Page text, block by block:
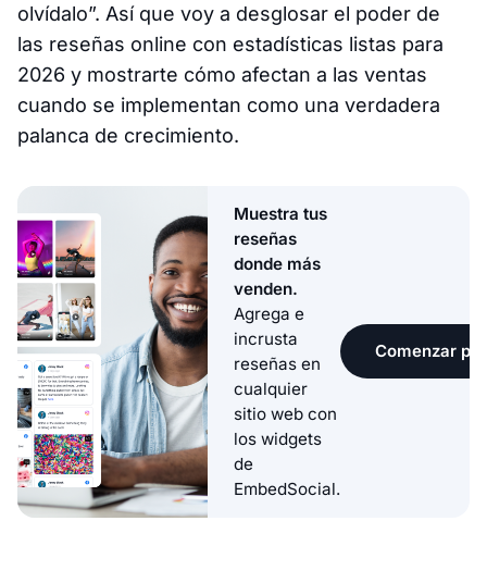
olvídalo”. Así que voy a desglosar el poder de
las reseñas online con estadísticas listas para
2026 y mostrarte cómo afectan a las ventas
cuando se implementan como una verdadera
palanca de crecimiento.
Muestra tus
reseñas
donde más
venden.
Agrega e
incrusta
reseñas en
cualquier
sitio web con
los widgets
de
EmbedSocial.
Comenzar